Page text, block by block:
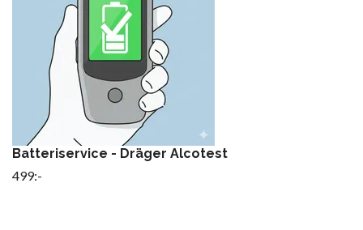
Batteriservice - Dräger Alcotest
499:-